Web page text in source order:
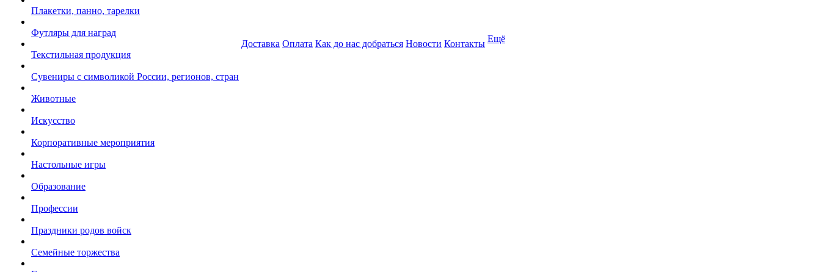
Плакетки, панно, тарелки
Футляры для наград
Текстильная продукция
Сувениры с символикой России, регионов, стран
Животные
Искусство
Корпоративные мероприятия
Настольные игры
Образование
Профессии
Праздники родов войск
Семейные торжества
Доставка Оплата Как до нас добраться Новости Контакты Ещё